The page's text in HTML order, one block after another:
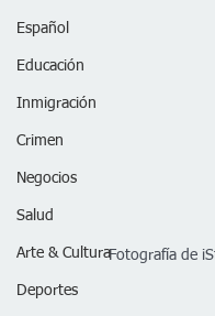
Español
Educación
Inmigración
Crimen
Negocios
Salud
Arte & Cultura
Deportes
Fotografía de